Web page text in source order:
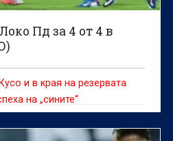
Пд за 4 от 4 в
и в края на резервата
на „сините“